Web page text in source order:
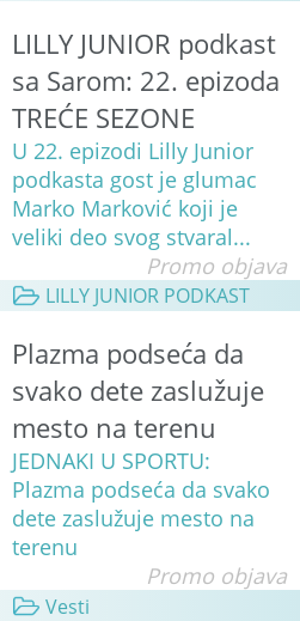
LILLY JUNIOR podkast
sa Sarom: 22. epizoda
TREĆE SEZONE
U 22. epizodi Lilly Junior
podkasta gost je glumac
Marko Marković koji je
veliki deo svog stvaral...
Promo objava
LILLY JUNIOR PODKAST
Plazma podseća da
svako dete zaslužuje
mesto na terenu
JEDNAKI U SPORTU:
Plazma podseća da svako
dete zaslužuje mesto na
terenu
Promo objava
Vesti